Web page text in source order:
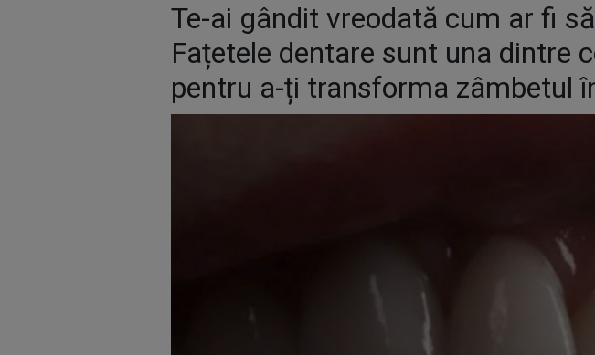
Te-ai gândit vreodată cum ar fi
Fațetele dentare sunt una dintre
pentru a-ți transforma zâmbetul